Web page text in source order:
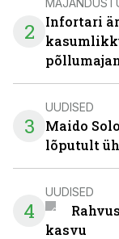
2
Infortari
3
UUDISED
Maido
lõputult
4
UUDISED
kasvu